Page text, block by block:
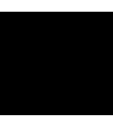
así como
de Saltos.